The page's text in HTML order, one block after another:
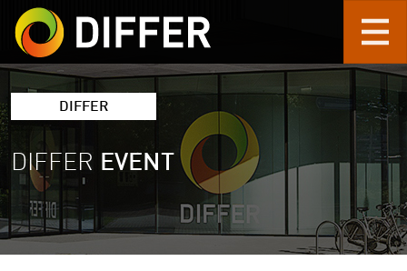
Skip to main content
DIFFER
DIFFER EVENT